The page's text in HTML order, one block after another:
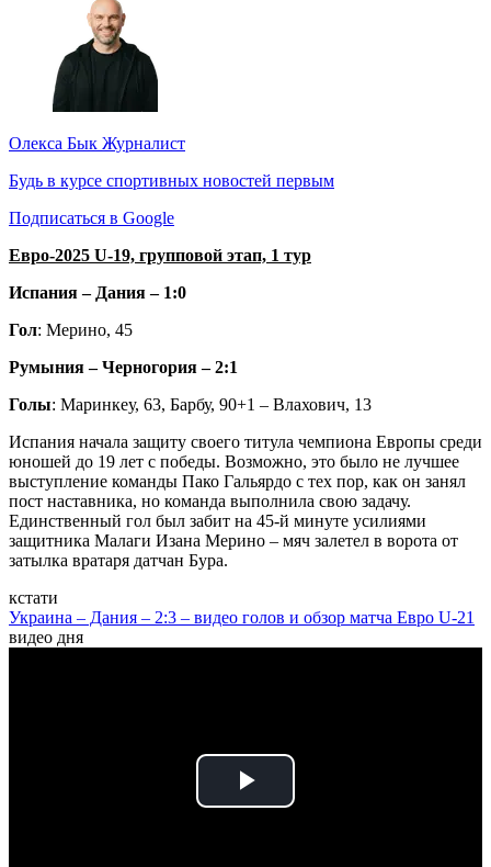
Олекса Бык Журналист
Будь в курсе спортивных новостей первым
Подписаться в Google
Евро-2025 U-19, групповой этап, 1 тур
Испания – Дания – 1:0
Гол: Мерино, 45
Румыния – Черногория – 2:1
Голы: Маринкеу, 63, Барбу, 90+1 – Влахович, 13
Испания начала защиту своего титула чемпиона Европы среди
юношей до 19 лет с победы. Возможно, это было не лучшее
выступление команды Пако Гальярдо с тех пор, как он занял
пост наставника, но команда выполнила свою задачу.
Единственный гол был забит на 45-й минуте усилиями
защитника Малаги Изана Мерино – мяч залетел в ворота от
затылка вратаря датчан Бура.
кстати
Украина – Дания – 2:3 – видео голов и обзор матча Евро U-21
видео дня
Play